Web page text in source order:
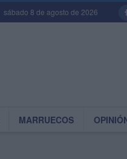
sábado 8 de agosto de 2026
MARRUECOS